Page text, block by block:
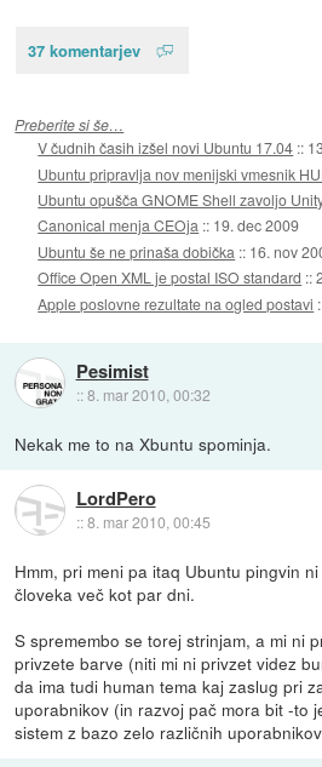
37 komentarjev
Preberite si še…
V čudnih časih izšel novi Ubuntu 17.04 ::
Ubuntu pripravlja nov menijski vmesnik
Ubuntu opušča GNOME Shell zavoljo
Canonical menja CEOja :: 19. dec 2009
Ubuntu še ne prinaša dobička :: 16. nov
Office Open XML je postal ISO standard ::
Apple poslovne rezultate na ogled postavi
Pesimist
::8. mar 2010, 00:32
Nekak me to na Xbuntu spominja.
LordPero
::8. mar 2010, 00:45
Hmm, pri meni pa itaq Ubuntu pingvin
človeka več kot par dni.
S spremembo se torej strinjam, a mi ni
privzete barve (niti mi ni privzet videz
da ima tudi human tema kaj zaslug pri
uporabnikov (in razvoj pač mora bit -to
sistem z bazo zelo različnih